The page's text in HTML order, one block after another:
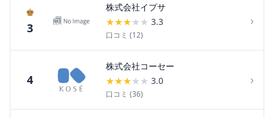
♚
3
株式会社イプサ
★★★★ ★ 3.3
口コミ (12)
›
4
株式会社コーセー
★★★★ ★ 3.0
口コミ (36)
›